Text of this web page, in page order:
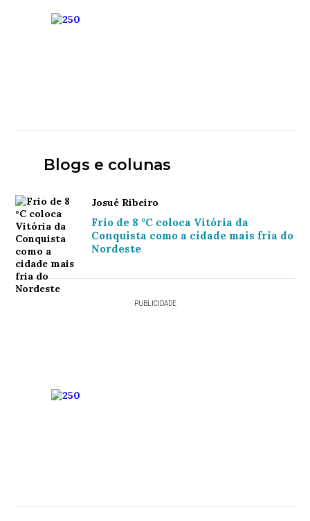
Blogs e colunas
Josué Ribeiro
Frio de 8 °C coloca Vitória da
Conquista como a cidade mais fria do
Nordeste
PUBLICIDADE